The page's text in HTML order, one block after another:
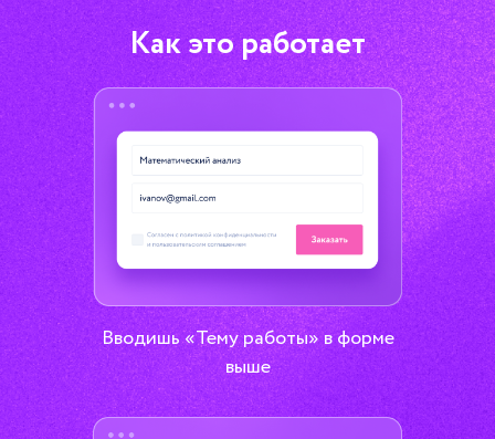
Как это работает
Вводишь «Тему работы» в форме
выше